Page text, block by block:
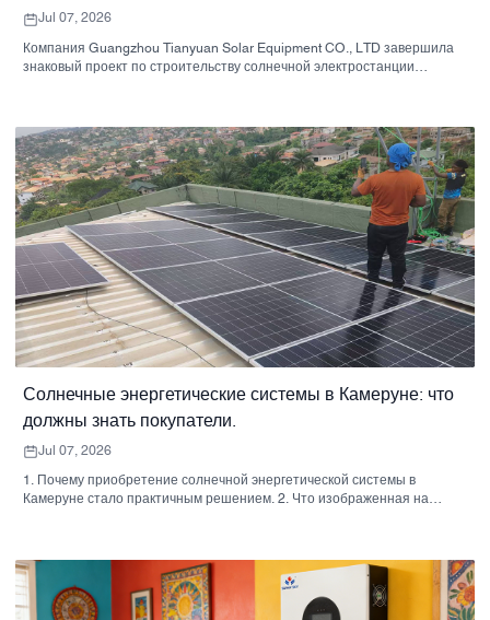
Камеруне.
Jul 07, 2026
Компания Guangzhou Tianyuan Solar Equipment CO., LTD завершила
знаковый проект по строительству солнечной электростанции
Солнечные энергетические системы в Камеруне: что
должны знать покупатели.
Jul 07, 2026
1. Почему приобретение солнечной энергетической системы в
Камеруне стало практичным решением. 2. Что изображенная на
значение, чем брошюра. 5. Распространенные ошибки, которые
допускают покупатели. 6. Почему возможности производителя имеют
значение 7. Практические советы для покупателей перед